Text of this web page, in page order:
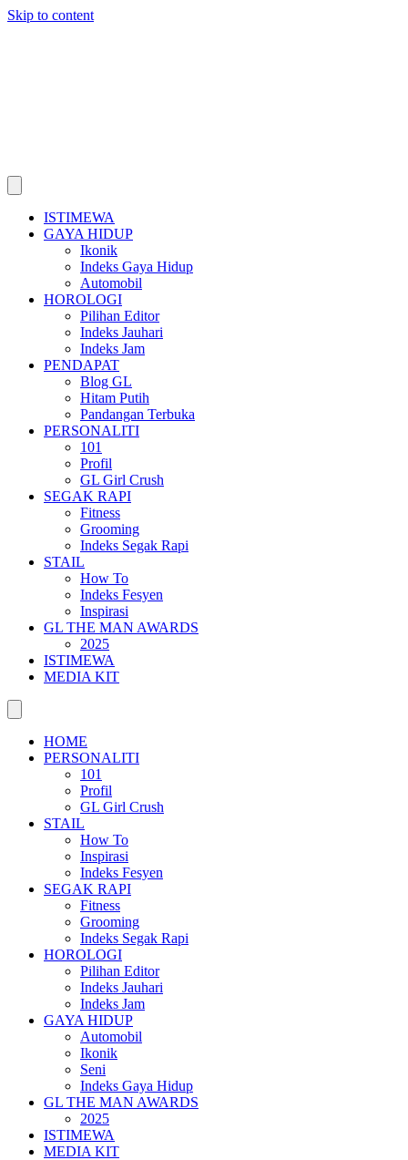
Skip to content
ISTIMEWA
GAYA HIDUP
Ikonik
Indeks Gaya Hidup
Automobil
HOROLOGI
Pilihan Editor
Indeks Jauhari
Indeks Jam
PENDAPAT
Blog GL
Hitam Putih
Pandangan Terbuka
PERSONALITI
101
Profil
GL Girl Crush
SEGAK RAPI
Fitness
Grooming
Indeks Segak Rapi
STAIL
How To
Indeks Fesyen
Inspirasi
GL THE MAN AWARDS
2025
ISTIMEWA
MEDIA KIT
HOME
PERSONALITI
101
Profil
GL Girl Crush
STAIL
How To
Inspirasi
Indeks Fesyen
SEGAK RAPI
Fitness
Grooming
Indeks Segak Rapi
HOROLOGI
Pilihan Editor
Indeks Jauhari
Indeks Jam
GAYA HIDUP
Automobil
Ikonik
Seni
Indeks Gaya Hidup
GL THE MAN AWARDS
2025
ISTIMEWA
MEDIA KIT